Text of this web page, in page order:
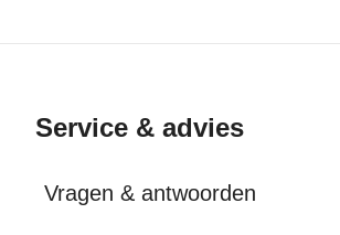
Service & advies
Vragen & antwoorden